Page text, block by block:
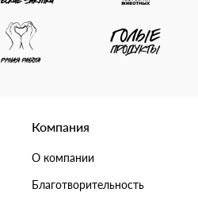
Компания
О компании
Благотворительность